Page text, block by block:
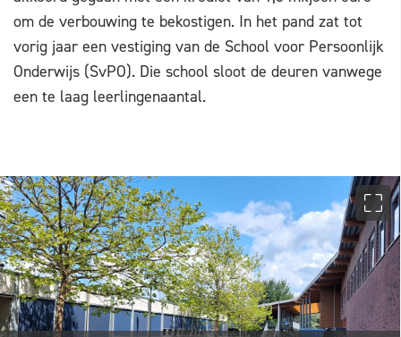
om de verbouwing te bekostigen. In het pand zat tot
vorig jaar een vestiging van de School voor Persoonlijk
Onderwijs (SvPO). Die school sloot de deuren vanwege
een te laag leerlingenaantal.